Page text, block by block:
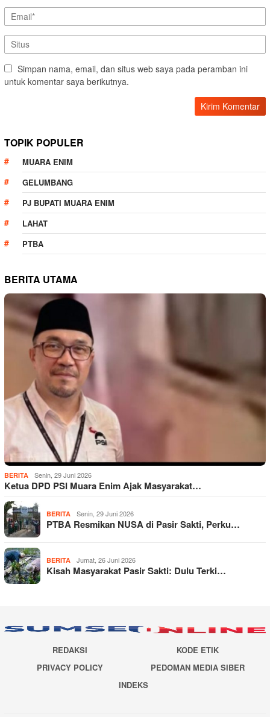
Simpan nama, email, dan situs web saya pada peramban ini
untuk komentar saya berikutnya.
TOPIK POPULER
MUARA ENIM
GELUMBANG
PJ BUPATI MUARA ENIM
LAHAT
PTBA
BERITA UTAMA
BERITA Senin, 29 Juni 2026
Ketua DPD PSI Muara Enim Ajak Masyarakat…
BERITA Senin, 29 Juni 2026
PTBA Resmikan NUSA di Pasir Sakti, Perku…
BERITA Jumat, 26 Juni 2026
Kisah Masyarakat Pasir Sakti: Dulu Terki…
REDAKSI
KODE ETIK
PRIVACY POLICY
PEDOMAN MEDIA SIBER
INDEKS